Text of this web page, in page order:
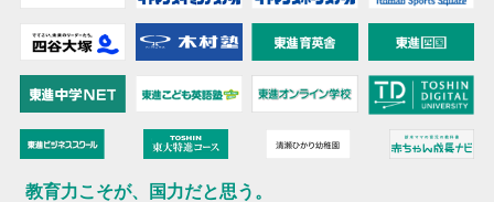
教育力こそが、国力だと思う。